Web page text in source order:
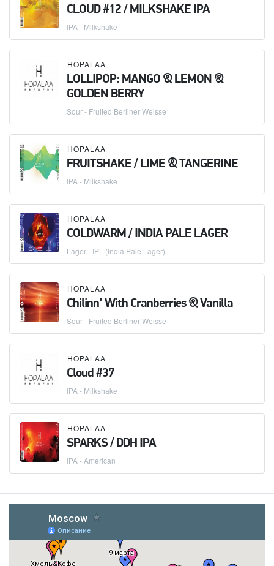
CLOUD #12 / MILKSHAKE IPA
IPA - Milkshake
HOPALAA
LOLLIPOP: MANGO & LEMON &
GOLDEN BERRY
Sour - Fruited Berliner Weisse
HOPALAA
FRUITSHAKE / LIME & TANGERINE
IPA - Milkshake
HOPALAA
COLDWARM / INDIA PALE LAGER
Lager - IPL (India Pale Lager)
HOPALAA
Chilinn’ With Cranberries & Vanilla
Sour - Fruited Berliner Weisse
HOPALAA
Cloud #37
IPA - Milkshake
HOPALAA
SPARKS / DDH IPA
IPA - American